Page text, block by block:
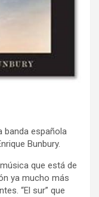
banda española
Bunbury.
que está de
ya mucho más
“El sur” que